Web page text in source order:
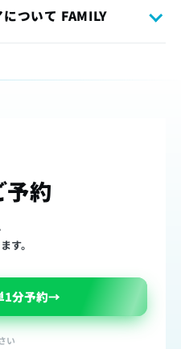
ついて FAMILY
予約
す。
1分予約→
い